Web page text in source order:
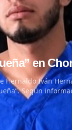
en
Iván
Según